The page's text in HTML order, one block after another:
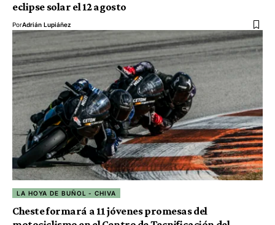
eclipse solar el 12 agosto
PorAdrián Lupiáñez
LA HOYA DE BUÑOL - CHIVA
Cheste formará a 11 jóvenes promesas del